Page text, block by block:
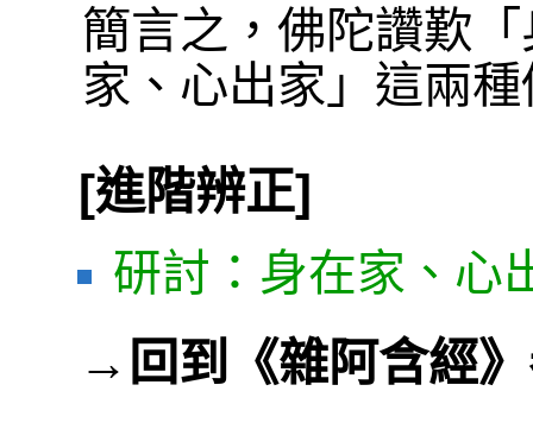
簡言之，佛陀讚歎
家、心出家」這兩
[進階辨正]
研討：身在家、心
→ 回到《雜阿含經